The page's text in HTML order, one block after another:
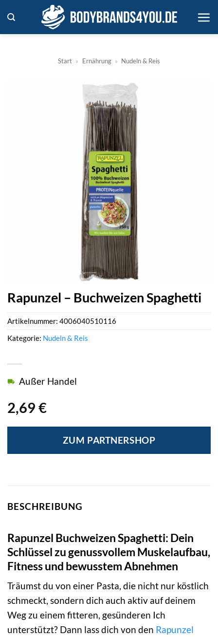
Inhalt
springen
Start » Ernährung » Nudeln & Reis
Rapunzel – Buchweizen Spaghetti
2,69 €
Außer Handel
ZUM PARTNERSHOP
Artikelnummer: 4006040510116
Kategorie: Nudeln & Reis
BESCHREIBUNG
Rapunzel Buchweizen Spaghetti: Dein
Schlüssel zu genussvollem Muskelaufbau,
Fitness und bewusstem Abnehmen
Träumst du von einer Pasta, die nicht nur köstlich
schmeckt, sondern dich auch aktiv auf deinem
Weg zu einem fitteren, gesünderen Ich
unterstützt? Dann lass dich von den Rapunzel